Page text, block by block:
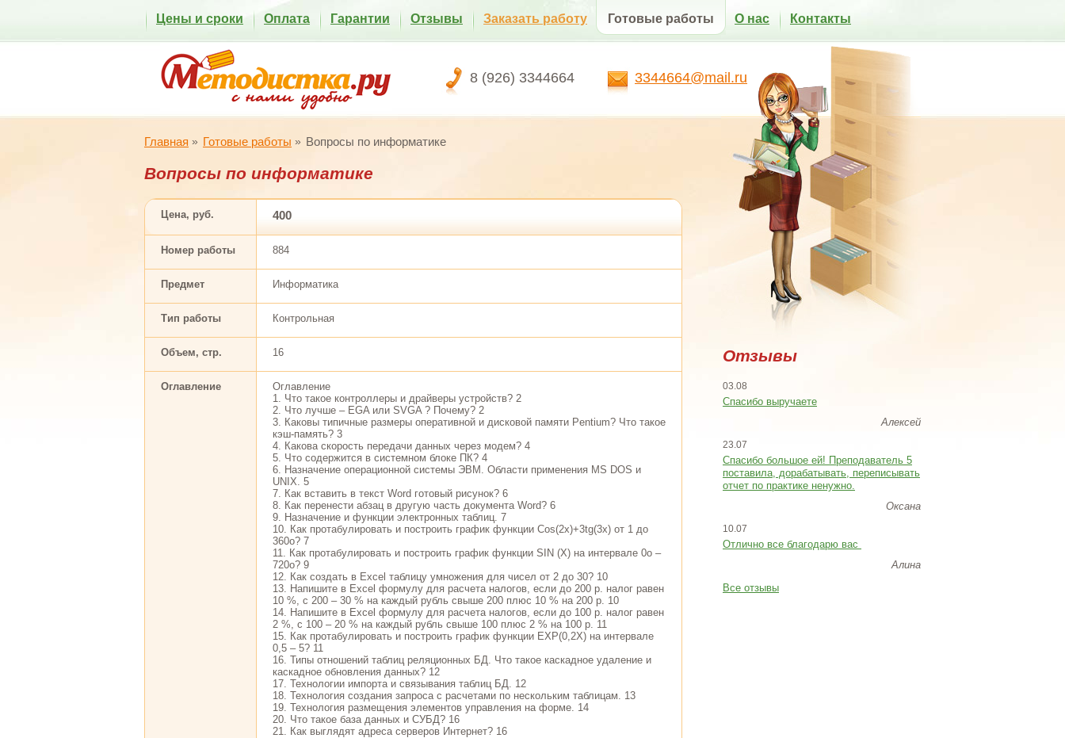
8 (926) 3344664 3344664@mail.ru
Цены и сроки Оплата Гарантии Отзывы Заказать работу Готовые работы О нас Контакты
Главная Готовые работы Вопросы по информатике
Вопросы по информатике
Цена, руб. 400
Номер работы 884
Предмет Информатика
Тип работы Контрольная
Объем, стр. 16
Оглавление
Оглавление
1. Что такое контроллеры и драйверы устройств? 2
2. Что лучше – EGA или SVGA ? Почему? 2
3. Каковы типичные размеры оперативной и дисковой памяти Pentium? Что такое
кэш-память? 3
4. Какова скорость передачи данных через модем? 4
5. Что содержится в системном блоке ПК? 4
6. Назначение операционной системы ЭВМ. Области применения MS DOS и
UNIX. 5
7. Как вставить в текст Word готовый рисунок? 6
8. Как перенести абзац в другую часть документа Word? 6
9. Назначение и функции электронных таблиц. 7
10. Как протабулировать и построить график функции Cos(2x)+3tg(3x) от 1 до
360о? 7
11. Как протабулировать и построить график функции SIN (X) на интервале 0о –
720о? 9
12. Как создать в Excel таблицу умножения для чисел от 2 до 30? 10
13. Напишите в Excel формулу для расчета налогов, если до 200 р. налог равен
10 %, с 200 – 30 % на каждый рубль свыше 200 плюс 10 % на 200 р. 10
14. Напишите в Excel формулу для расчета налогов, если до 100 р. налог равен
2 %, с 100 – 20 % на каждый рубль свыше 100 плюс 2 % на 100 р. 11
15. Как протабулировать и построить график функции EXP(0,2X) на интервале
0,5 – 5? 11
16. Типы отношений таблиц реляционных БД. Что такое каскадное удаление и
каскадное обновления данных? 12
17. Технологии импорта и связывания таблиц БД. 12
18. Технология создания запроса с расчетами по нескольким таблицам. 13
19. Технология размещения элементов управления на форме. 14
20. Что такое база данных и СУБД? 16
21. Как выглядят адреса серверов Интернет? 16
Отзывы
03.08
Спасибо выручаете
Алексей
23.07
Cпасибо большое ей! Преподаватель 5
поставила, дорабатывать, переписывать
отчет по практике ненужно.
Оксана
10.07
Отлично все благодарю вас
Алина
Все отзывы